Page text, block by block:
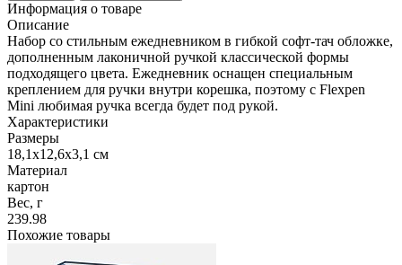
Информация о товаре
Описание
Набор со стильным ежедневником в гибкой софт-тач обложке,
дополненным лаконичной ручкой классической формы
подходящего цвета. Ежедневник оснащен специальным
креплением для ручки внутри корешка, поэтому с Flexpen
Mini любимая ручка всегда будет под рукой.
Характеристики
Размеры
18,1х12,6х3,1 см
Материал
картон
Вес, г
239.98
Похожие товары